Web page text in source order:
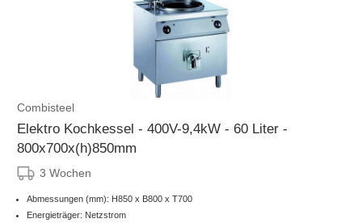
Combisteel
Elektro Kochkessel - 400V-9,4kW - 60 Liter -
800x700x(h)850mm
3 Wochen
Abmessungen (mm): H850 x B800 x T700
Energieträger: Netzstrom